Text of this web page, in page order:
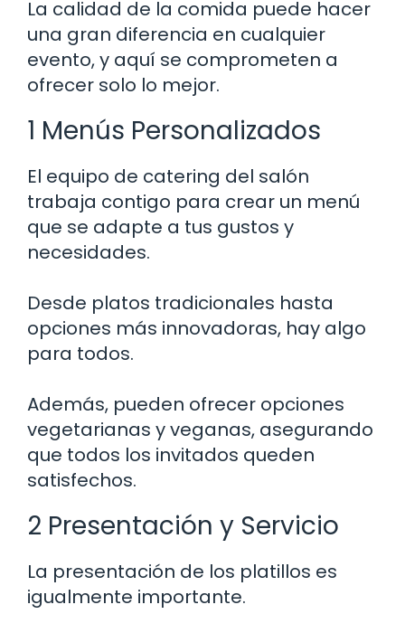
La calidad de la comida puede hacer
una gran diferencia en cualquier
evento, y aquí se comprometen a
ofrecer solo lo mejor.
1 Menús Personalizados
El equipo de catering del salón
trabaja contigo para crear un menú
que se adapte a tus gustos y
necesidades.
Desde platos tradicionales hasta
opciones más innovadoras, hay algo
para todos.
Además, pueden ofrecer opciones
vegetarianas y veganas, asegurando
que todos los invitados queden
satisfechos.
2 Presentación y Servicio
La presentación de los platillos es
igualmente importante.